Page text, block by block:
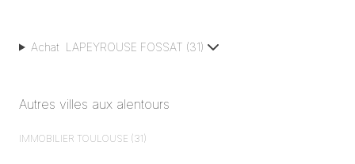
Achat LAPEYROUSE FOSSAT (31)
Autres villes aux alentours
IMMOBILIER TOULOUSE (31)